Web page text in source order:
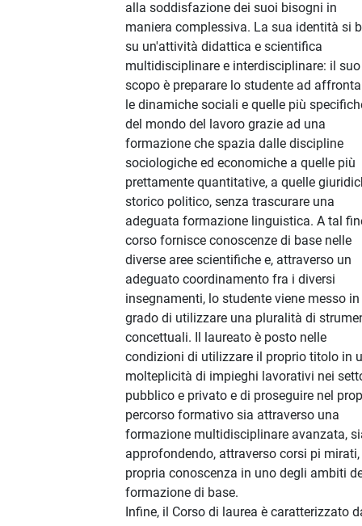
alla soddisfazione dei suoi bisogni in
maniera complessiva. La sua identità si
su un'attività didattica e scientifica
multidisciplinare e interdisciplinare: il suo
scopo è preparare lo studente ad
le dinamiche sociali e quelle più
del mondo del lavoro grazie ad una
formazione che spazia dalle discipline
sociologiche ed economiche a quelle più
prettamente quantitative, a quelle
storico politico, senza trascurare una
adeguata formazione linguistica. A tal
corso fornisce conoscenze di base nelle
diverse aree scientifiche e, attraverso un
adeguato coordinamento fra i diversi
insegnamenti, lo studente viene messo in
grado di utilizzare una pluralità di
concettuali. Il laureato è posto nelle
condizioni di utilizzare il proprio titolo in
molteplicità di impieghi lavorativi nei
pubblico e privato e di proseguire nel
percorso formativo sia attraverso una
formazione multidisciplinare avanzata,
approfondendo, attraverso corsi pi
propria conoscenza in uno degli ambiti
formazione di base.
Infine, il Corso di laurea è caratterizzato